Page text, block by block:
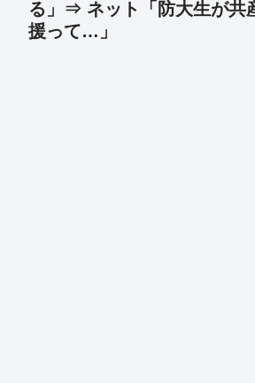
る」⇒ ネット「防大生が共
援って…」